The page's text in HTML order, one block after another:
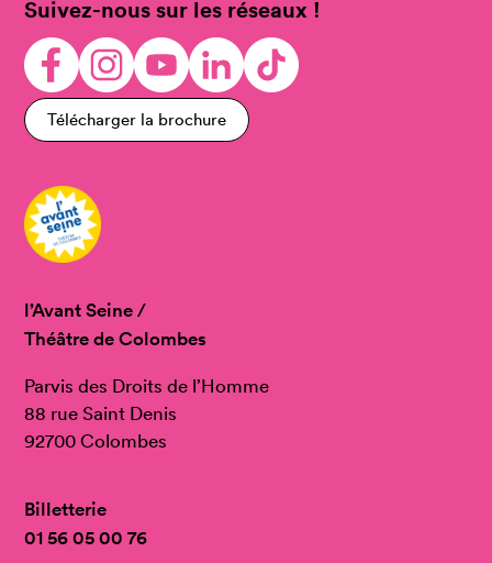
Suivez-nous sur les réseaux !
Télécharger la brochure
l’Avant Seine /
Théâtre de Colombes
Parvis des Droits de l’Homme
88 rue Saint Denis
92700 Colombes
Billetterie
01 56 05 00 76